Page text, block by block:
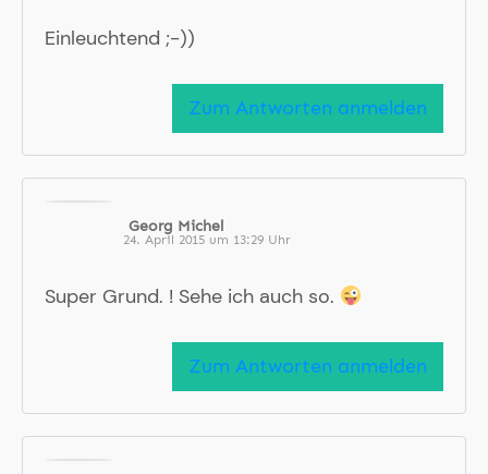
Einleuchtend ;-))
Zum Antworten anmelden
Georg Michel
24. April 2015 um 13:29 Uhr
Super Grund. ! Sehe ich auch so.
Zum Antworten anmelden